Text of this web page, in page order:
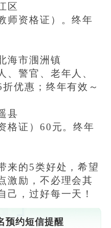
区
资格证）。终年
海市涠洲镇
、警官、老年人、
优惠；终年有效～
县
格证）60元。终年
来的5类好处，希望
激励，不必理会其
己，过好每一天！
预约短信提醒